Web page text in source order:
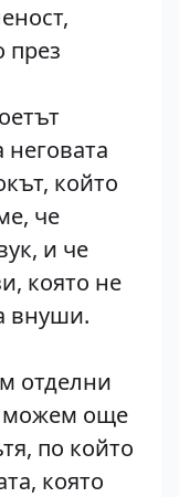
през
който
че
и че
която не
внуши.
отделни
можем още
по който
която